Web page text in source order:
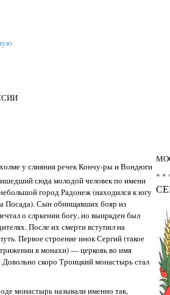
у слияния речек Кончу-ры и Вондюги
сюда молодой человек по имени
город Радонеж (находился к югу
Посада). Сын обнищавших бояр из
о слркении богу, но вынркден был
После их смерти вступил на
Первое строение инок Сергий (такое
в монахи) — церковь во имя
скоро Троицкий монастырь стал
монастырь называли именно так,
* *